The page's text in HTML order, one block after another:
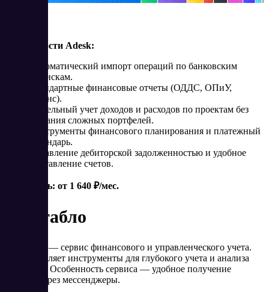
Возможности Adesk:
Автоматический импорт операций по банковским
выпискам.
Стандартные финансовые отчеты (ОДДС, ОПиУ,
баланс).
Раздельный учет доходов и расходов по проектам без
создания сложных портфелей.
Инструменты финансового планирования и платежный
календарь.
Управление дебиторской задолженностью и удобное
выставление счетов.
Стоимость: от 1 640 ₽/мес.
Финтабло
Финтабло — сервис финансового и управленческого учета.
Предоставляет инструменты для глубокого учета и анализа
финансов. Особенность сервиса — удобное получение
данных через мессенджеры.